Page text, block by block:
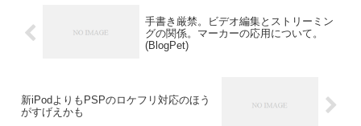
手書き厳禁。ビデオ編集とストリーミン
グの関係。マーカーの応用について。
(BlogPet)
新iPodよりもPSPのロケフリ対応のほう
がすげえかも